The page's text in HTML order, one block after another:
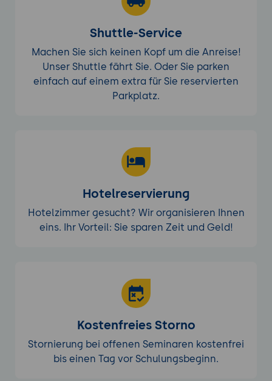
Shuttle-Service
Machen Sie sich keinen Kopf um die Anreise!
Unser Shuttle fährt Sie. Oder Sie parken
einfach auf einem extra für Sie reservierten
Parkplatz.
Hotelreservierung
Hotelzimmer gesucht? Wir organisieren Ihnen
eins. Ihr Vorteil: Sie sparen Zeit und Geld!
Kostenfreies Storno
Stornierung bei offenen Seminaren kostenfrei
bis einen Tag vor Schulungsbeginn.